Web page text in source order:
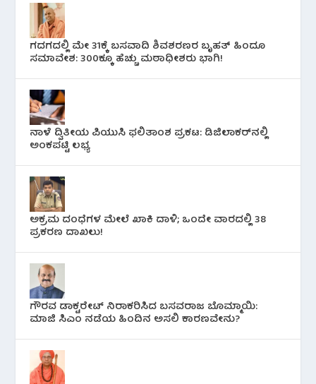
ಗದಗದಲ್ಲಿ ಮೇ 31ಕ್ಕೆ ಬಸವಾದಿ ಶಿವಶರಣರ ಬೃಹತ್ ಹಿಂದೂ
ಸಮಾವೇಶ: 300ಕ್ಕೂ ಹೆಚ್ಚು ಮಠಾಧೀಶರು ಭಾಗಿ!
ನಾಳೆ ದ್ವಿತೀಯ ಪಿಯುಸಿ ಫಲಿತಾಂಶ ಪ್ರಕಟ: ಡಿಜಿಲಾಕರ್‌ನಲ್ಲಿ
ಅಂಕಪಟ್ಟಿ ಲಭ್ಯ
ಅಕ್ರಮ ದಂಧೆಗಳ ಮೇಲೆ ಖಾಕಿ ದಾಳಿ; ಒಂದೇ ವಾರದಲ್ಲಿ 38
ಪ್ರಕರಣ ದಾಖಲು!
ಗೌರವ ಡಾಕ್ಟರೇಟ್ ನಿರಾಕರಿಸಿದ ಬಸವರಾಜ ಬೊಮ್ಮಾಯಿ:
ಮಾಜಿ ಸಿಎಂ ನಡೆಯ ಹಿಂದಿನ ಅಸಲಿ ಕಾರಣವೇನು?